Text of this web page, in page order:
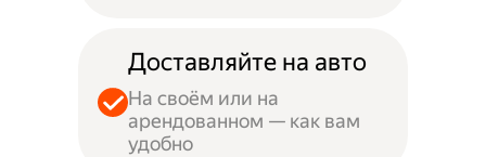
Доставляйте на авто
На своём или на
арендованном — как вам
удобно